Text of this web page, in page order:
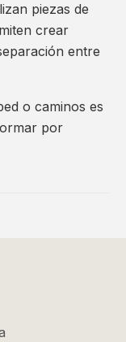
piezas de
crear
entre
o caminos es
por